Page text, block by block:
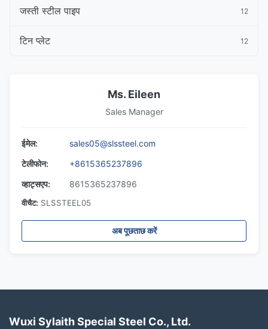
जस्ती स्टील पाइप 12
टिन प्लेट 12
Ms. Eileen
Sales Manager
ईमेल:
sales05@slssteel.com
टेलीफोन:
+8615365237896
व्हाट्सएप:
8615365237896
वीचैट: SLSSTEEL05
अब पूछताछ करें
Wuxi Sylaith Special Steel Co., Ltd.